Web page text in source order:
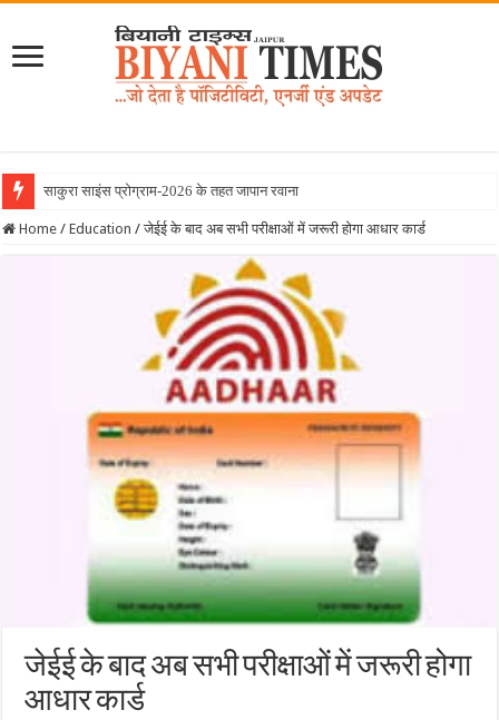
साकुरा साइंस प्रोग्राम-2026 के तहत जापान रवाना हुई बियानी ग्
Home / Education / जेईई के बाद अब सभी परीक्षाओं में जरूरी होगा आधार कार्ड
जेईई के बाद अब सभी परीक्षाओं में जरूरी होगा
आधार कार्ड